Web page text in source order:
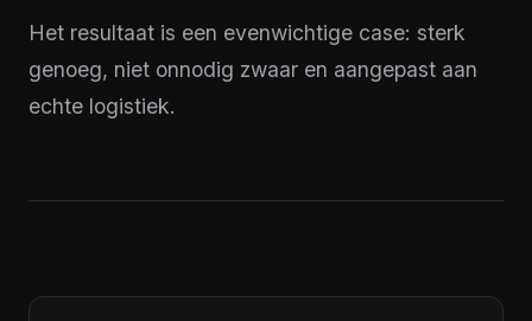
Het resultaat is een evenwichtige case: sterk
genoeg, niet onnodig zwaar en aangepast aan
echte logistiek.